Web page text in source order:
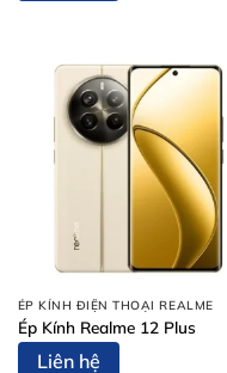
ÉP KÍNH ĐIỆN THOẠI REALME
Ép Kính Realme 12 Plus
Liên hệ